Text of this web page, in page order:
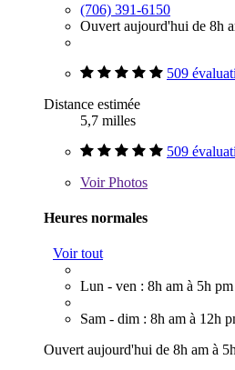
(706) 391-6150
Ouvert aujourd'hui de 8h
509
Distance estimée
5,7 milles
509
VoirPhotos
Heures normales
Voir tout
Lun - ven : 8h am à 5h pm
Sam - dim : 8h am à 12h
Ouvert aujourd'hui de 8h am à